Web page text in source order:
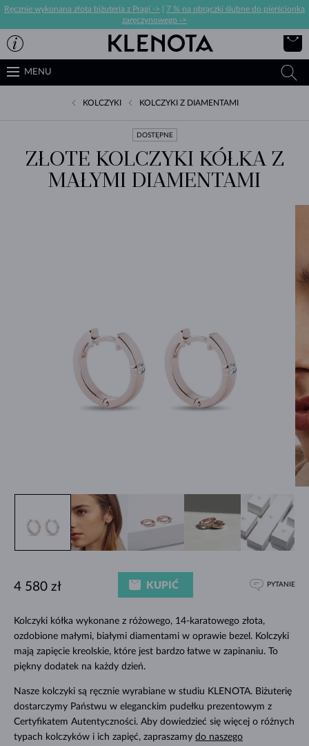
Ręcznie wykonana złota biżuteria z Pragi ->
7 % na obrączki ślubne do pierścionka
zaręczynowego ->
MENU
KOLCZYKI KOLCZYKI Z DIAMENTAMI
DOSTĘPNE
ZŁOTE KOLCZYKI KÓŁKA Z
MAŁYMI DIAMENTAMI
Kolczyki kółka wykonane z różowego, 14-karatowego złota,
ozdobione małymi, białymi diamentami w oprawie bezel. Kolczyki
mają zapięcie kreolskie, które jest bardzo łatwe w zapinaniu. To
piękny dodatek na każdy dzień.
Nasze kolczyki są ręcznie wyrabiane w studiu KLENOTA. Biżuterię
dostarczymy Państwu w eleganckim pudełku prezentowym z
Certyfikatem Autentyczności. Aby dowiedzieć się więcej o różnych
typach kolczyków i ich zapięć, zapraszamy do naszego
4 580 zł KUPIĆ PYTANIE